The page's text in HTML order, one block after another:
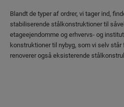
Blandt de typer af ordrer, vi tager ind,
stabiliserende stålkonstruktioner til
etageejendomme og erhvervs- og
konstruktioner til nybyg, som vi selv
renoverer også eksisterende